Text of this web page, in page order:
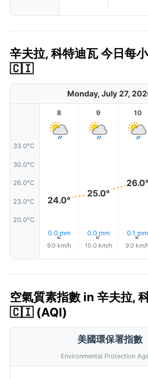
辛夫拉, 科特迪瓦 今日每
🇨🇮
Monday, July 27,
33.0°C
30.0°C
26.0°C
23.0°C
20.0°C
8
24.0°
0.0 mm
↑
9.0 km/h
9
25.0°
0.0 mm
↑
10.0 km/h
10
26.0°
0.1 mm
↑
9.0 km/
空氣質素指數 in 辛夫拉,
🇨🇮 (AQI)
美國環保署指數
Environmental Protection